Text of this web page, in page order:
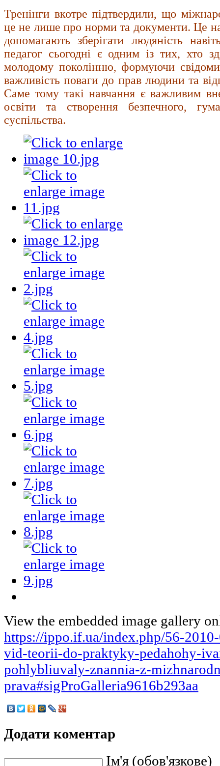
Тренінги вкотре підтвердили, що
це не лише про норми та документи. Це
допомагають зберігати людяність
педагог сьогодні є одним із тих, хто
молодому поколінню, формуючи
важливість поваги до прав людини та
Саме тому такі навчання є важливим
освіти та створення безпечного,
суспільства.
View the embedded image gallery
https://ippo.if.ua/index.php/56-
vid-teorii-do-praktyky-pedahohy-
pohlybliuvaly-znannia-z-
prava#sigProGalleria9616b293aa
Додати коментар
Ім'я (обов'язкове)